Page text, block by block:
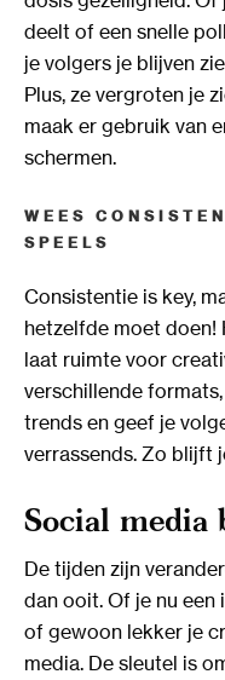
deelt of een snelle
je volgers je blijven
Plus, ze vergroten je
maak er gebruik van
schermen.
WEES
SPEELS
Consistentie is key,
hetzelfde moet doen!
laat ruimte voor
verschillende
trends en geef je
verrassends. Zo blijft
Social
De tijden zijn
dan ooit. Of je nu
of gewoon lekker je
media. De sleutel is